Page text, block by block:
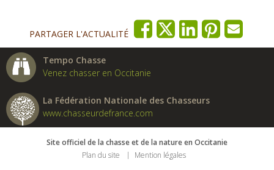
PARTAGER L'ACTUALITÉ
Tempo Chasse
Venez chasser en Occitanie
La Fédération Nationale des Chasseurs
www.chasseurdefrance.com
Site officiel de la chasse et de la nature en Occitanie
Plan du site
Mention légales